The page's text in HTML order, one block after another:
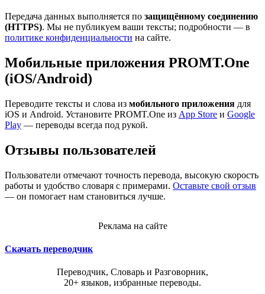
Передача данных выполняется по защищённому соединению
(HTTPS). Мы не публикуем ваши тексты; подробности — в
политике конфиденциальности на сайте.
Мобильные приложения PROMT.One
(iOS/Android)
Переводите тексты и слова из мобильного приложения для
iOS и Android. Установите PROMT.One из App Store и Google
Play — переводы всегда под рукой.
Отзывы пользователей
Пользователи отмечают точность перевода, высокую скорость
работы и удобство словаря с примерами. Оставьте свой отзыв
— он помогает нам становиться лучше.
Реклама на сайте
Скачать переводчик
Переводчик, Словарь и Разговорник,
20+ языков, избранные переводы.